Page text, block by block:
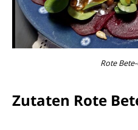
Rote
Zutaten Rote